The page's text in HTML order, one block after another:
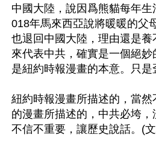
中國大陸，說因爲熊貓每年
018年馬來西亞說將暖暖的父
也退回中國大陸，理由還是
來代表中共，確實是一個絕
是紐約時報漫畫的本意。只是
紐約時報漫畫所描述的，當然
的漫畫所描述的，中共必垮
不信不重要，讓歷史說話。(